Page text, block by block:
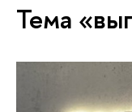
Тема